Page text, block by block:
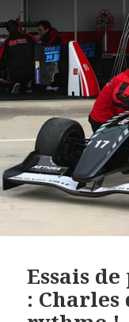
Essais
: Charles